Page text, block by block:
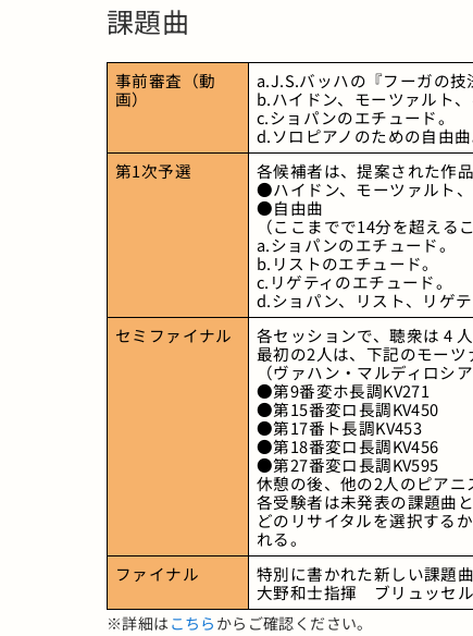
課題曲
事前審査（動
画）
a.J.S.バッハの『フーガの技
b.ハイドン、モーツァルト
c.ショパンのエチュード。
d.ソロピアノのための自由
第1次予選
各候補者は、提案された作
●ハイドン、モーツァルト
●自由曲
（ここまでで14分を超える
a.ショパンのエチュード。
b.リストのエチュード。
c.リゲティのエチュード。
d.ショパン、リスト、リゲ
セミファイナル
各セッションで、聴衆は 4
最初の2人は、下記のモーツ
（ヴァハン・マルディロシ
●第9番変ホ長調KV271
●第15番変ロ長調KV450
●第17番ト長調KV453
●第18番変ロ長調KV456
●第27番変ロ長調KV595
休憩の後、他の2人のピアニ
各受験者は未発表の課題曲
どのリサイタルを選択する
れる。
ファイナル
特別に書かれた新しい課題
大野和士指揮　ブリュッセ
※詳細は こちら からご確認ください。